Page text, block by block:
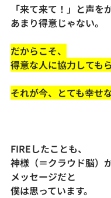
「来て来て！」と声を
あまり得意じゃない。
だからこそ、
得意な人に協力しても
それが今、とても幸せな
FIREしたことも、
神様（＝クラウド脳）
メッセージだと
僕は思っています。